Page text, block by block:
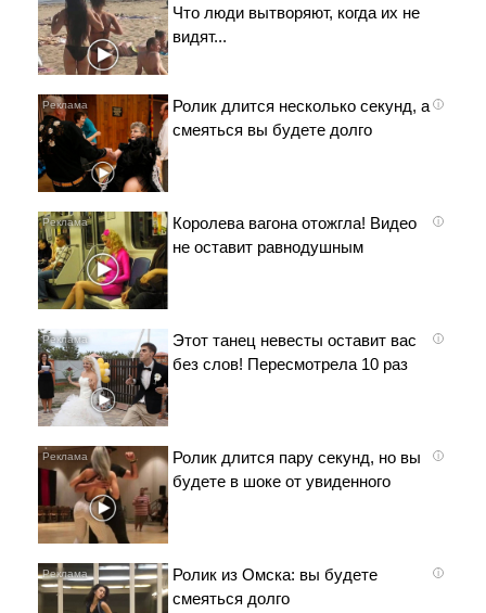
Что люди вытворяют, когда их не
видят...
i
Ролик длится несколько секунд, а
смеяться вы будете долго
i
Королева вагона отожгла! Видео
не оставит равнодушным
i
Этот танец невесты оставит вас
без слов! Пересмотрела 10 раз
i
Ролик длится пару секунд, но вы
будете в шоке от увиденного
i
Ролик из Омска: вы будете
смеяться долго